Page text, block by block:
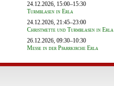
24.12.2026, 15:00–15:30
Turmblasen in Erla
24.12.2026, 21:45–23:00
Christmette und Turmblasen in Erla
26.12.2026, 09:30–10:30
Messe in der Pfarrkirche Erla